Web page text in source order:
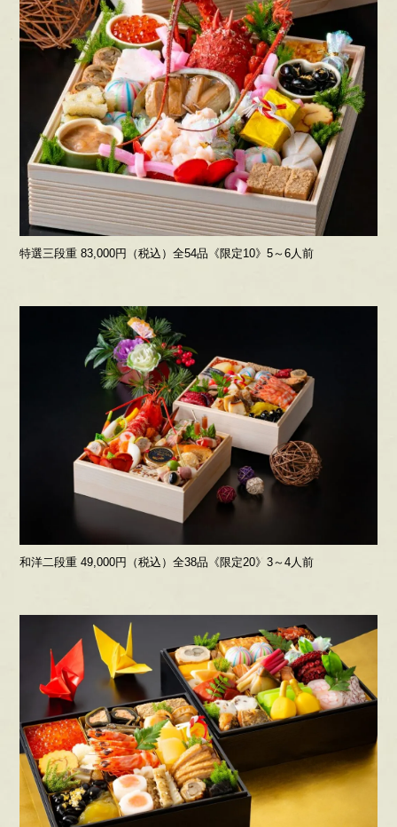
特選三段重 83,000円（税込）全54品《限定10》5～6人前
和洋二段重 49,000円（税込）全38品《限定20》3～4人前